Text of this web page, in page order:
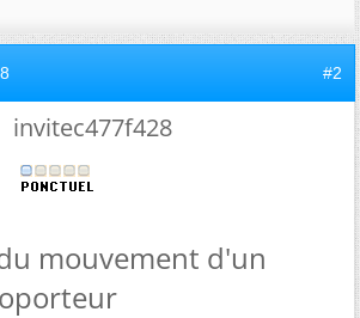
#2
invitec477f428
mouvement d'un